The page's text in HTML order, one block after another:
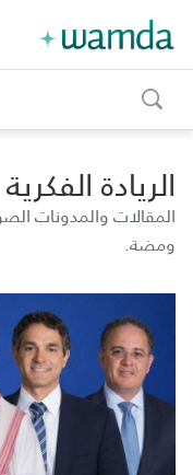
toggle
search
الريادة الفكرية
المقالات والمدونات
ومضة.